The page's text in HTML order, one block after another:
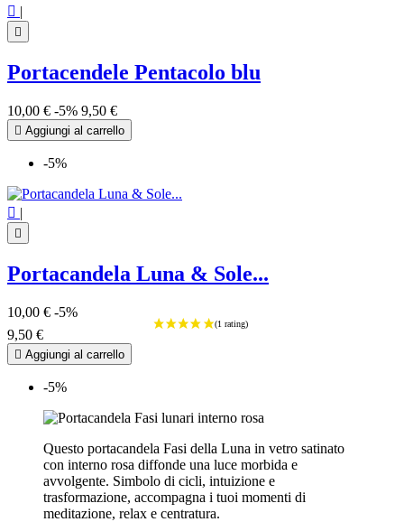
 |

Portacendele Pentacolo blu
10,00 € -5% 9,50 €
 Aggiungi al carrello
-5%
 |

Portacandela Luna & Sole...
10,00 € -5%
9,50 €
 Aggiungi al carrello
-5%
Questo portacandela Fasi della Luna in vetro satinato
con interno rosa diffonde una luce morbida e
avvolgente. Simbolo di cicli, intuizione e
trasformazione, accompagna i tuoi momenti di
meditazione, relax e centratura.